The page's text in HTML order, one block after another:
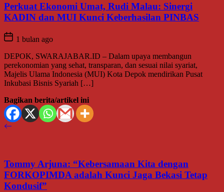
Perkuat Ekonomi Umat, Rudi Malau: Sinergi
KADIN dan MUI Kunci Keberhasilan PINBAS
1 bulan ago
DEPOK, SWARAJABAR.ID – Dalam upaya membangun
perekonomian yang sehat, transparan, dan sesuai nilai syariat,
Majelis Ulama Indonesia (MUI) Kota Depok mendirikan Pusat
Inkubasi Bisnis Syariah […]
Bagikan berita/artikel ini
Tommy Arjuna: “Kebersamaan Kita dengan
FORKOPIMDA adalah Kunci Jaga Bekasi Tetap
Kondusif”